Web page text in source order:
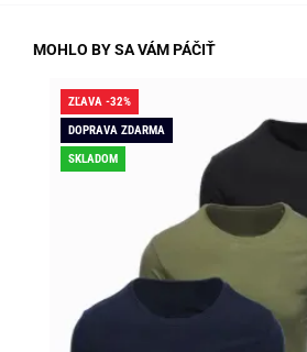
MOHLO BY SA VÁM PÁČIŤ
ZĽAVA -32%
DOPRAVA ZDARMA
SKLADOM